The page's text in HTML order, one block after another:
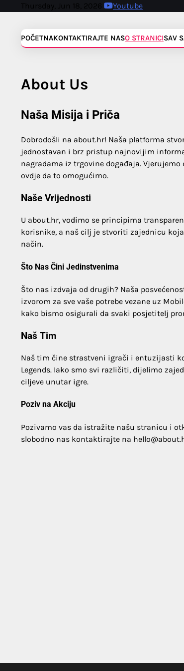
Thursday, Jun 18, 2026 Youtube
POČETNAKONTAKTIRAJTE NASO STRANICISAV
About Us
Naša Misija i Priča
Dobrodošli na about.hr! Naša platforma
jednostavan i brz pristup najnovijim
nagradama iz trgovine događaja.
ovdje da to omogućimo.
Naše Vrijednosti
U about.hr, vodimo se principima
korisnike, a naš cilj je stvoriti zajednicu
način.
Što Nas Čini Jedinstvenima
Što nas izdvaja od drugih? Naša
izvorom za sve vaše potrebe vezane uz
kako bismo osigurali da svaki posjetitelj
Naš Tim
Naš tim čine strastveni igrači i entuzijasti
Legends. Iako smo svi različiti, dijelimo
ciljeve unutar igre.
Poziv na Akciju
Pozivamo vas da istražite našu stranicu i
slobodno nas kontaktirajte na